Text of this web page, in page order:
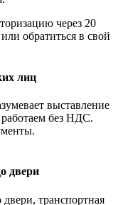
через 20
обратиться в свой
лиц
выставление
без НДС.
двери
двери, транспортная